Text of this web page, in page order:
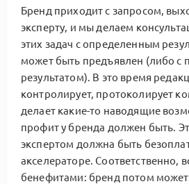
Бренд приходит с запросом,
эксперту, и мы делаем
этих задач с определенным
может быть предъявлен (либо с
результатом). В это время
контролирует, протоколирует
делает какие-то наводящие
профит у бренда должен быть.
экспертом должна быть
акселераторе. Соответственно,
бенефитами: бренд потом